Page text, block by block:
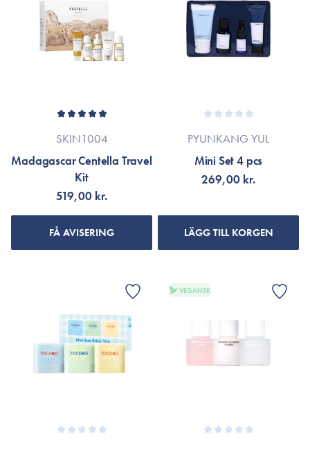
SKIN1004
Madagascar Centella Travel
Kit
519,00 kr.
FÅ AVISERING
PYUNKANG YUL
Mini Set 4 pcs
269,00 kr.
LÄGG TILL KORGEN
VEGANSK